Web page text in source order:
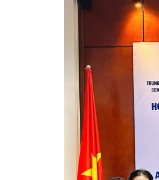
Các chương trình đặc biệt